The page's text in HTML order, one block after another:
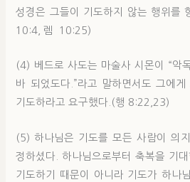
성경은 그들이 기도하지 않는 행위를
10:4, 렘 10:25)
(4) 베드로 사도는 마술사 시몬이 “악
바 되었도다.”라고 말하면서도 그에게
기도하라고 요구했다.(행 8:22,23)
(5) 하나님은 기도를 모든 사람이 의
정하셨다. 하나님으로부터 축복을 기
기도하기 때문이 아니라 기도가 하나